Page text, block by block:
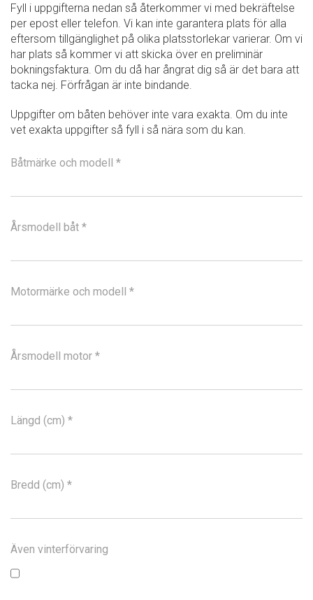
Fyll i uppgifterna nedan så återkommer vi med bekräftelse
per epost eller telefon. Vi kan inte garantera plats för alla
eftersom tillgänglighet på olika platsstorlekar varierar. Om vi
har plats så kommer vi att skicka över en preliminär
bokningsfaktura. Om du då har ångrat dig så är det bara att
tacka nej. Förfrågan är inte bindande.
Uppgifter om båten behöver inte vara exakta. Om du inte
vet exakta uppgifter så fyll i så nära som du kan.
Båtmärke och modell *
Årsmodell båt *
Motormärke och modell *
Årsmodell motor *
Längd (cm) *
Bredd (cm) *
Även vinterförvaring